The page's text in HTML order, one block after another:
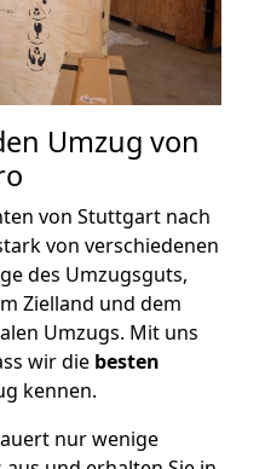
Umzug von
von Stuttgart nach
von verschiedenen
des Umzugsguts,
Zielland und dem
Umzugs. Mit uns
wir die besten
kennen.
nur wenige